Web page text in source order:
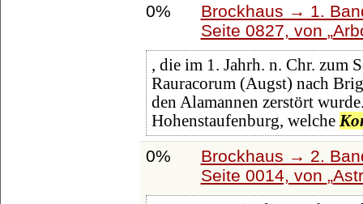
0%
Brockhaus → 1.
Seite 0827, von
, die im 1. Jahrh. n. Chr. zum
Rauracorum (Augst) nach
den Alamannen zerstört
Hohenstaufenburg, welche
0%
Brockhaus → 2.
Seite 0014, von